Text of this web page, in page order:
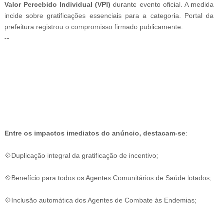
Valor Percebido Individual (VPI) durante evento oficial. A medida
incide sobre gratificações essenciais para a categoria. Portal da
prefeitura registrou o compromisso firmado publicamente.
--
Entre os impactos imediatos do anúncio, destacam-se:
💠Duplicação integral da gratificação de incentivo;
💠Benefício para todos os Agentes Comunitários de Saúde lotados;
💠Inclusão automática dos Agentes de Combate às Endemias;